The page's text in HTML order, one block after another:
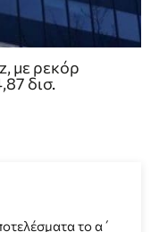
με ρεκόρ
δισ.
το α΄